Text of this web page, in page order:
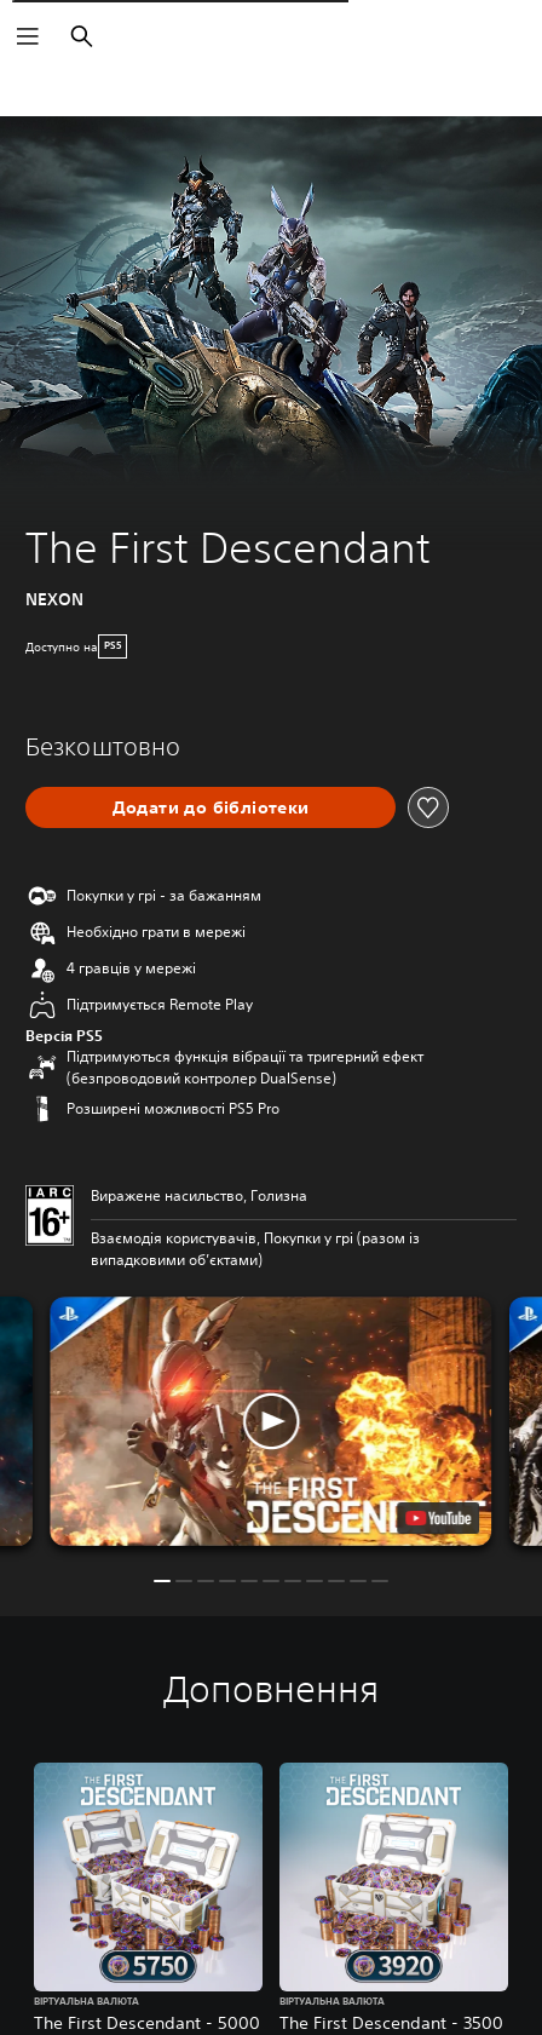
Пошук
The First Descendant
NEXON
Доступно на PS5
Безкоштовно
Додати до бібліотеки
Покупки у грі - за бажанням
Необхідно грати в мережі
4 гравців у мережі
Підтримується Remote Play
Версія PS5
Підтримуються функція вібрації та тригерний ефект
(безпроводовий контролер DualSense)
Розширені можливості PS5 Pro
Виражене насильство, Голизна
Взаємодія користувачів, Покупки у грі (разом із
випадковими об’єктами)
Доповнення
The First Descendant - 5000
ВІРТУАЛЬНА ВАЛЮТА
The First Descendant - 3500
ВІРТУАЛЬНА ВАЛЮТА